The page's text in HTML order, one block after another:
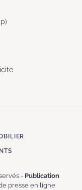
- Publication
presse en ligne